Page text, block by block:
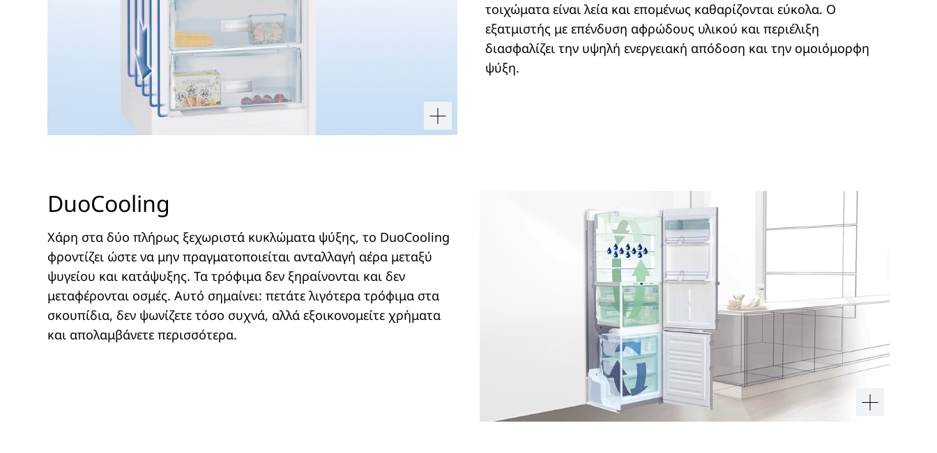
τοιχώματα είναι λεία και επομένως καθαρίζονται εύκολα. Ο
εξατμιστής με επένδυση αφρώδους υλικού και περιέλιξη
διασφαλίζει την υψηλή ενεργειακή απόδοση και την ομοιόμορφη
ψύξη.
DuoCooling
Χάρη στα δύο πλήρως ξεχωριστά κυκλώματα ψύξης, το DuoCooling
φροντίζει ώστε να μην πραγματοποιείται ανταλλαγή αέρα μεταξύ
ψυγείου και κατάψυξης. Τα τρόφιμα δεν ξηραίνονται και δεν
μεταφέρονται οσμές. Αυτό σημαίνει: πετάτε λιγότερα τρόφιμα στα
σκουπίδια, δεν ψωνίζετε τόσο συχνά, αλλά εξοικονομείτε χρήματα
και απολαμβάνετε περισσότερα.